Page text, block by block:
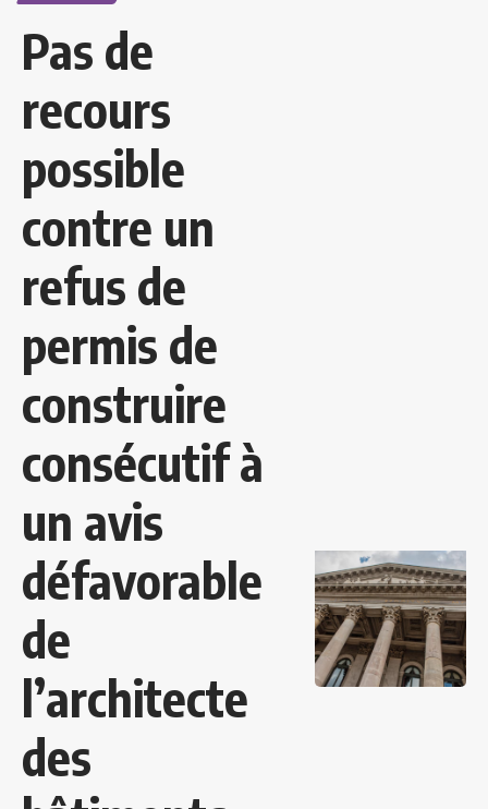
Pas de
recours
possible
contre un
refus de
permis de
construire
consécutif à
un avis
défavorable
de
l’architecte
des